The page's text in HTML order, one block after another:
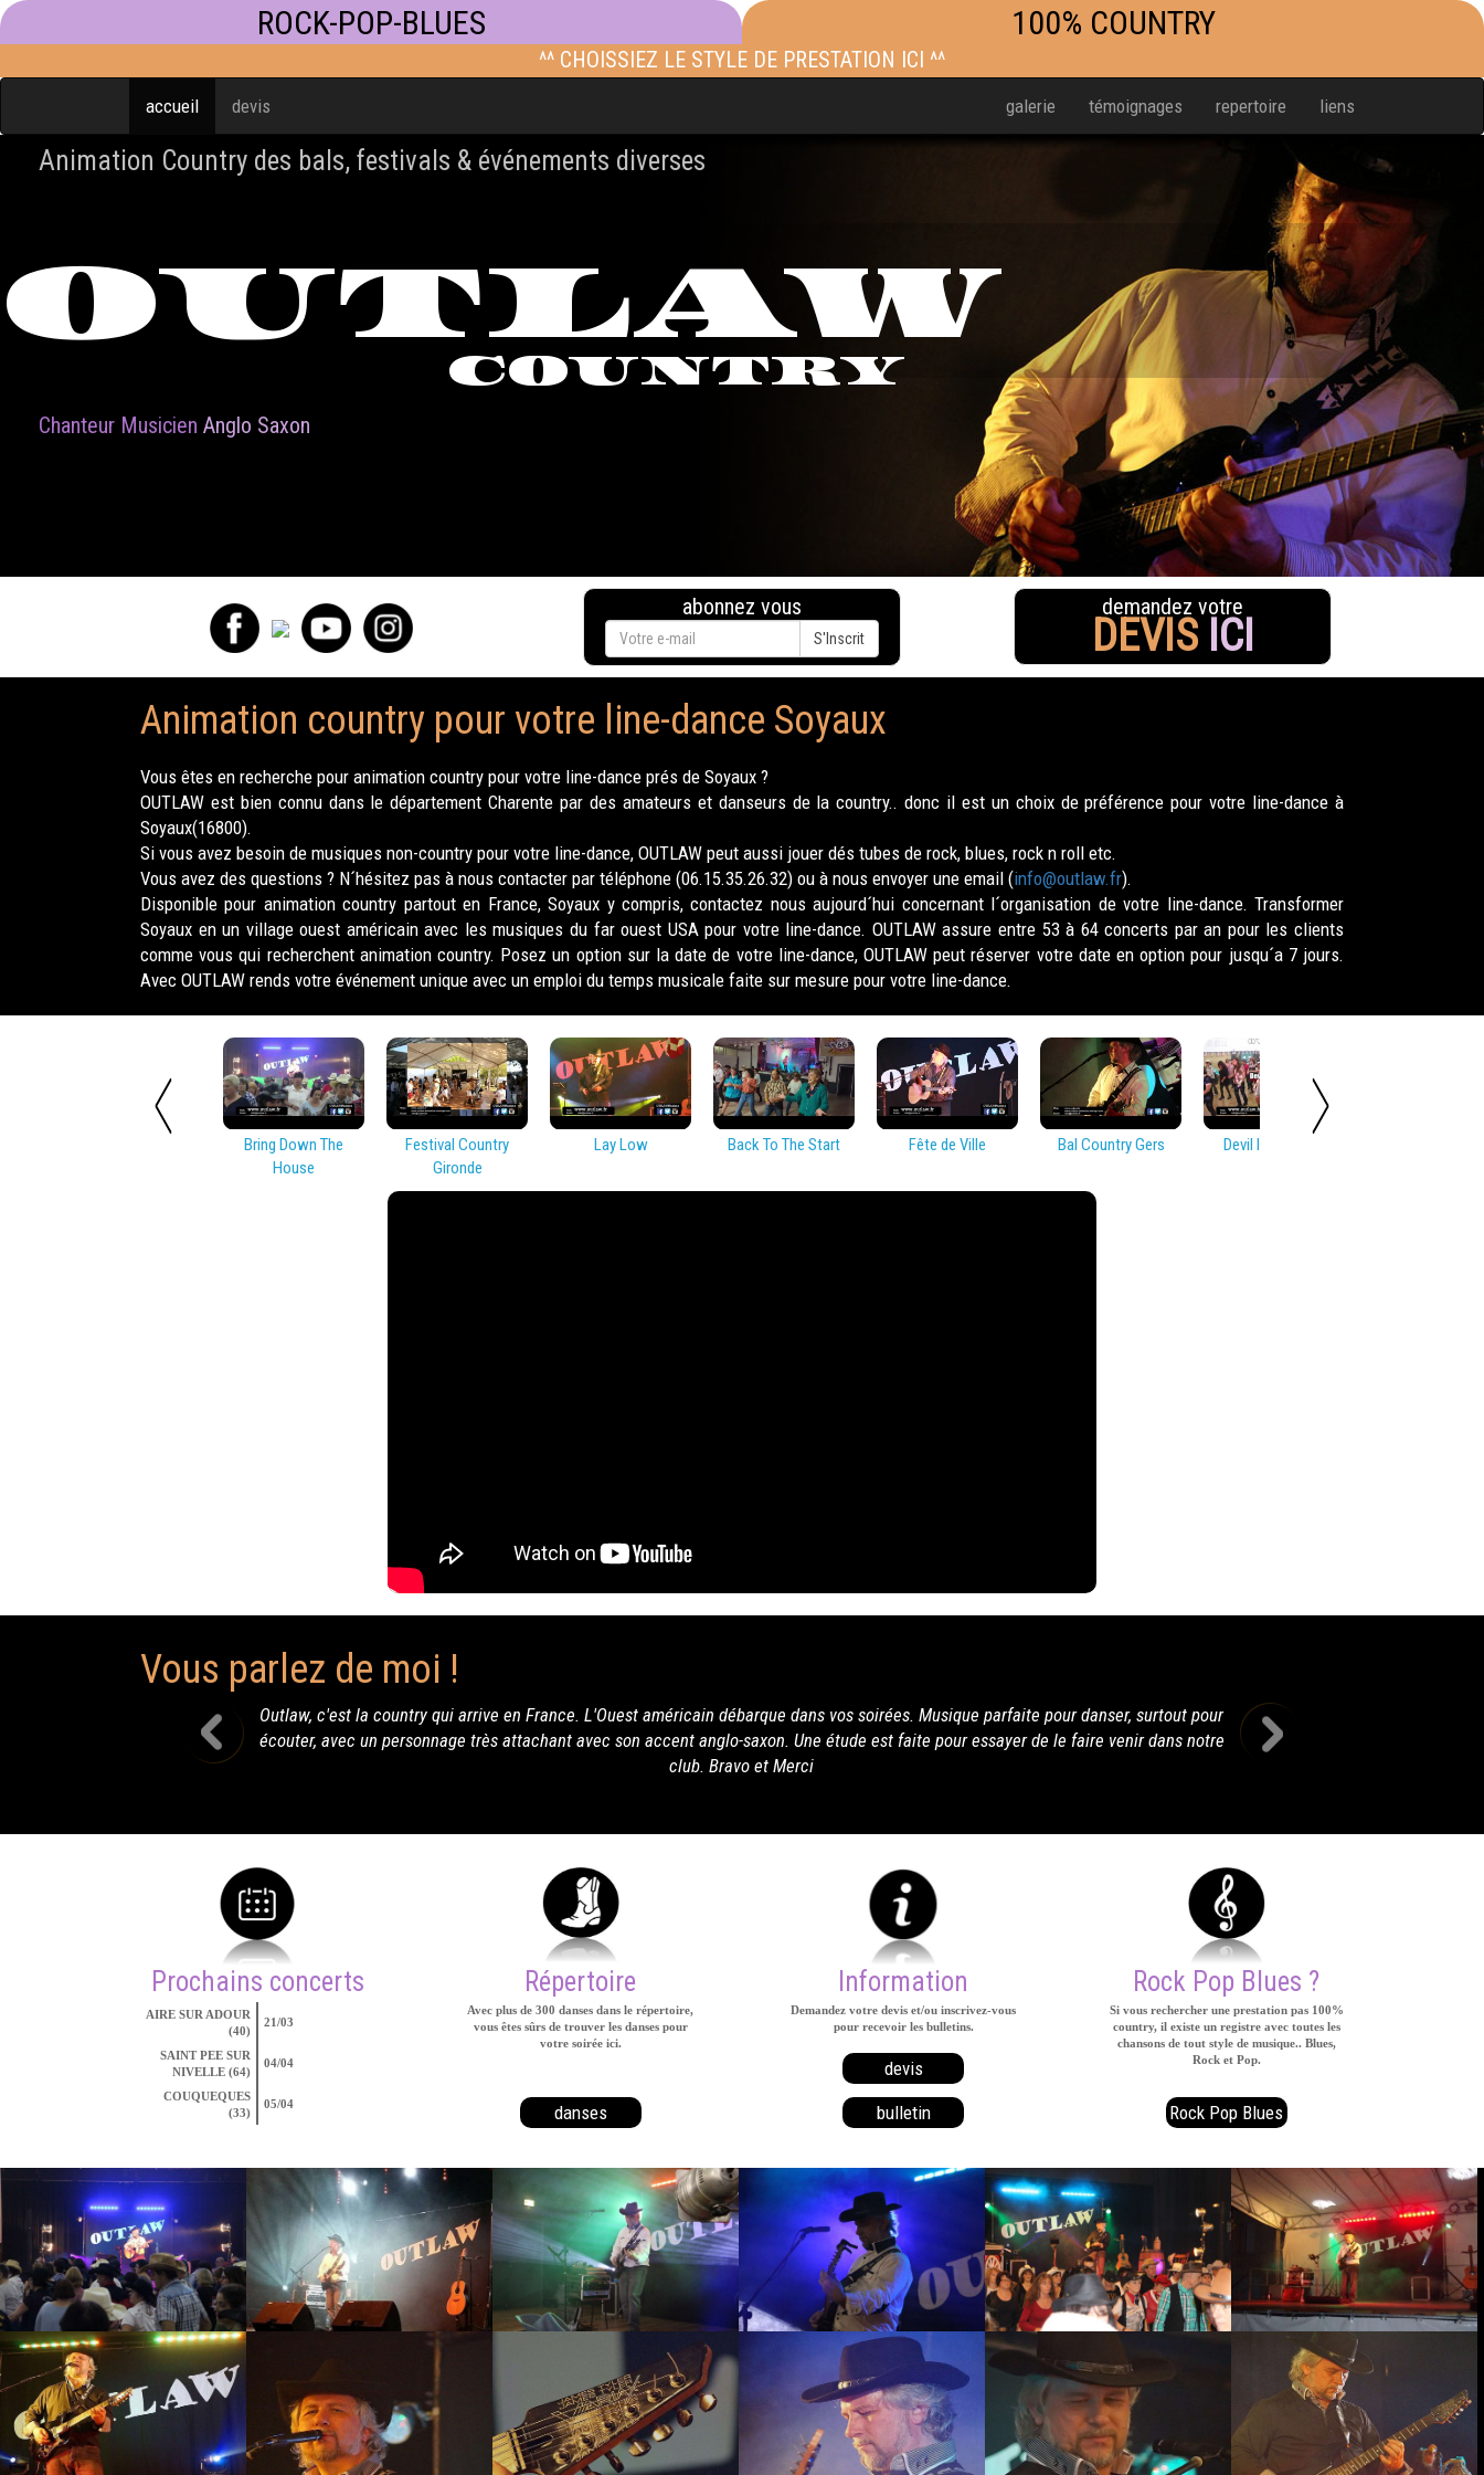
ROCK-POP-BLUES 100% COUNTRY
^^ CHOISSIEZ LE STYLE DE PRESTATION ICI ^^
accueil devis galerie témoignages repertoire liens
Animation Country des bals, festivals & événements diverses
OUTLAW
COUNTRY
Chanteur Musicien Anglo Saxon
abonnez vous
S'Inscrit
demandez votre
DEVIS ICI
Animation country pour votre line-dance Soyaux
Vous êtes en recherche pour animation country pour votre line-dance prés de Soyaux ?
OUTLAW est bien connu dans le département Charente par des amateurs et danseurs de la country.. donc il est un choix de préférence pour votre line-dance à
Soyaux(16800).
Si vous avez besoin de musiques non-country pour votre line-dance, OUTLAW peut aussi jouer dés tubes de rock, blues, rock n roll etc.
Vous avez des questions ? N´hésitez pas à nous contacter par téléphone (06.15.35.26.32) ou à nous envoyer une email (info@outlaw.fr).
Disponible pour animation country partout en France, Soyaux y compris, contactez nous aujourd´hui concernant l´organisation de votre line-dance. Transformer
Soyaux en un village ouest américain avec les musiques du far ouest USA pour votre line-dance. OUTLAW assure entre 53 à 64 concerts par an pour les clients
comme vous qui recherchent animation country. Posez un option sur la date de votre line-dance, OUTLAW peut réserver votre date en option pour jusqu´a 7 jours.
Avec OUTLAW rends votre événement unique avec un emploi du temps musicale faite sur mesure pour votre line-dance.
Bring Down The
House
Festival Country
Gironde
Lay Low Back To The Start Fête de Ville Bal Country Gers Devil In Disguise
Vous parlez de moi !
la country qui arrive en France. L'Ouest américain débarque dans vos soirées. Musique parfaite pour danser, surtout pour
un personnage très attachant avec son accent anglo-saxon. Une étude est faite pour essayer de le faire venir dans notre
Un très grand merci Terry pour cette supère
Prochains concerts
AIRE SUR ADOUR
(40)
21/03
SAINT PEE SUR
NIVELLE (64)
04/04
COUQUEQUES
(33)
05/04
Répertoire
Avec plus de 300 danses dans le répertoire,
vous êtes sûrs de trouver les danses pour
votre soirée ici.
danses
Information
Demandez votre devis et/ou inscrivez-vous
pour recevoir les bulletins.
devis
bulletin
Rock Pop Blues ?
Si vous rechercher une prestation pas 100%
country, il existe un registre avec toutes les
chansons de tout style de musique.. Blues,
Rock et Pop.
Rock Pop Blues